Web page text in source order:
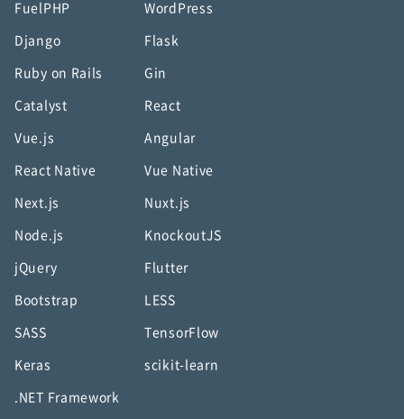
FuelPHP WordPress
Django Flask
Ruby on Rails Gin
Catalyst React
Vue.js Angular
React Native Vue Native
Next.js Nuxt.js
Node.js KnockoutJS
jQuery Flutter
Bootstrap LESS
SASS TensorFlow
Keras scikit-learn
.NET Framework